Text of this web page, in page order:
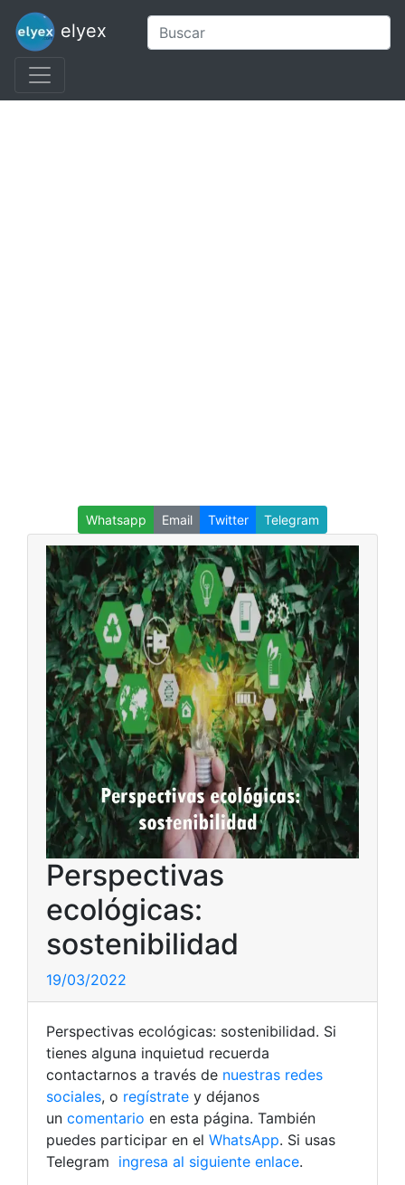
elyex
Whatsapp Email Twitter Telegram
Perspectivas
ecológicas:
sostenibilidad
19/03/2022
Perspectivas ecológicas: sostenibilidad. Si
tienes alguna inquietud recuerda
contactarnos a través de nuestras redes
sociales, o regístrate y déjanos
un comentario en esta página. También
puedes participar en el WhatsApp. Si usas
Telegram ingresa al siguiente enlace.